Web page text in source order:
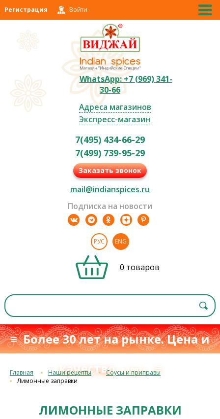
Регистрация Войти
WhatsApp: +7 (969) 341-
30-66
Адреса магазинов
Экспресс-магазин
7(495) 434-66-29
7(499) 739-95-29
Заказать звонок
mail@indianspices.ru
Подписка на новости
РУС ENG
0 товаров
≡ Более 30 лет на рынке. Цена и
качество с 1993 г.≡
Главная Наши рецепты
Соусы и приправы
Лимонные заправки
ЛИМОННЫЕ ЗАПРАВКИ